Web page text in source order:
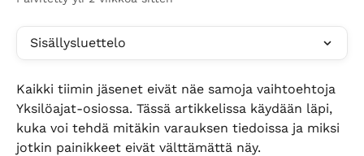
Sisällysluettelo
Kaikki tiimin jäsenet eivät näe samoja vaihtoehtoja
Yksilöajat-osiossa. Tässä artikkelissa käydään läpi,
kuka voi tehdä mitäkin varauksen tiedoissa ja miksi
jotkin painikkeet eivät välttämättä näy.